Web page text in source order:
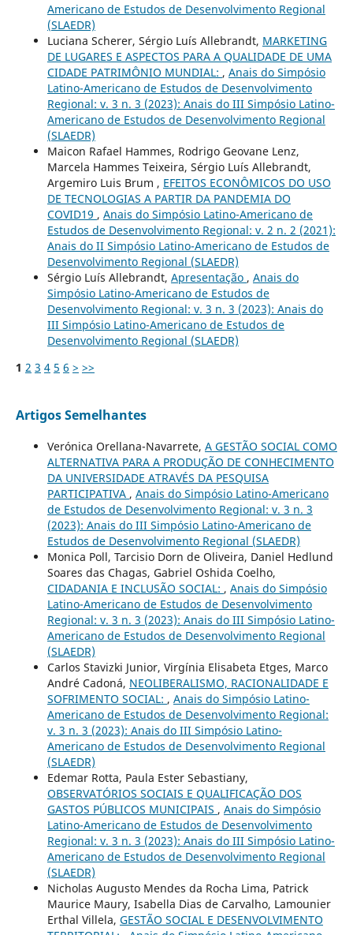
Americano de Estudos de Desenvolvimento Regional
(SLAEDR)
Luciana Scherer, Sérgio Luís Allebrandt, MARKETING
DE LUGARES E ASPECTOS PARA A QUALIDADE DE UMA
CIDADE PATRIMÔNIO MUNDIAL: , Anais do Simpósio
Latino-Americano de Estudos de Desenvolvimento
Regional: v. 3 n. 3 (2023): Anais do III Simpósio Latino-
Americano de Estudos de Desenvolvimento Regional
(SLAEDR)
Maicon Rafael Hammes, Rodrigo Geovane Lenz,
Marcela Hammes Teixeira, Sérgio Luís Allebrandt,
Argemiro Luis Brum , EFEITOS ECONÔMICOS DO USO
DE TECNOLOGIAS A PARTIR DA PANDEMIA DO
COVID19 , Anais do Simpósio Latino-Americano de
Estudos de Desenvolvimento Regional: v. 2 n. 2 (2021):
Anais do II Simpósio Latino-Americano de Estudos de
Desenvolvimento Regional (SLAEDR)
Sérgio Luís Allebrandt, Apresentação , Anais do
Simpósio Latino-Americano de Estudos de
Desenvolvimento Regional: v. 3 n. 3 (2023): Anais do
III Simpósio Latino-Americano de Estudos de
Desenvolvimento Regional (SLAEDR)
1 2 3 4 5 6 > >>
Artigos Semelhantes
Verónica Orellana-Navarrete, A GESTÃO SOCIAL COMO
ALTERNATIVA PARA A PRODUÇÃO DE CONHECIMENTO
DA UNIVERSIDADE ATRAVÉS DA PESQUISA
PARTICIPATIVA , Anais do Simpósio Latino-Americano
de Estudos de Desenvolvimento Regional: v. 3 n. 3
(2023): Anais do III Simpósio Latino-Americano de
Estudos de Desenvolvimento Regional (SLAEDR)
Monica Poll, Tarcisio Dorn de Oliveira, Daniel Hedlund
Soares das Chagas, Gabriel Oshida Coelho,
CIDADANIA E INCLUSÃO SOCIAL: , Anais do Simpósio
Latino-Americano de Estudos de Desenvolvimento
Regional: v. 3 n. 3 (2023): Anais do III Simpósio Latino-
Americano de Estudos de Desenvolvimento Regional
(SLAEDR)
Carlos Stavizki Junior, Virgínia Elisabeta Etges, Marco
André Cadoná, NEOLIBERALISMO, RACIONALIDADE E
SOFRIMENTO SOCIAL: , Anais do Simpósio Latino-
Americano de Estudos de Desenvolvimento Regional:
v. 3 n. 3 (2023): Anais do III Simpósio Latino-
Americano de Estudos de Desenvolvimento Regional
(SLAEDR)
Edemar Rotta, Paula Ester Sebastiany,
OBSERVATÓRIOS SOCIAIS E QUALIFICAÇÃO DOS
GASTOS PÚBLICOS MUNICIPAIS , Anais do Simpósio
Latino-Americano de Estudos de Desenvolvimento
Regional: v. 3 n. 3 (2023): Anais do III Simpósio Latino-
Americano de Estudos de Desenvolvimento Regional
(SLAEDR)
Nicholas Augusto Mendes da Rocha Lima, Patrick
Maurice Maury, Isabella Dias de Carvalho, Lamounier
Erthal Villela, GESTÃO SOCIAL E DESENVOLVIMENTO